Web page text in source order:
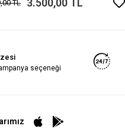
TL 3.500,00 TL
seçeneği